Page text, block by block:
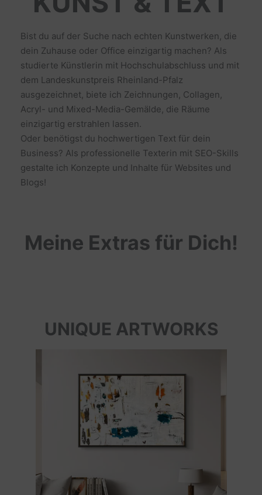
Bist du auf der Suche nach echten Kunstwerken, die
dein Zuhause oder Office einzigartig machen? Als
studierte Künstlerin mit Hochschulabschluss und mit
dem Landeskunstpreis Rheinland-Pfalz
ausgezeichnet, biete ich Zeichnungen, Collagen,
Acryl- und Mixed-Media-Gemälde, die Räume
einzigartig erstrahlen lassen.
Oder benötigst du hochwertigen Text für dein
Business? Als professionelle Texterin mit SEO-Skills
gestalte ich Konzepte und Inhalte für Websites und
Blogs!
Meine Extras für Dich!
UNIQUE ARTWORKS